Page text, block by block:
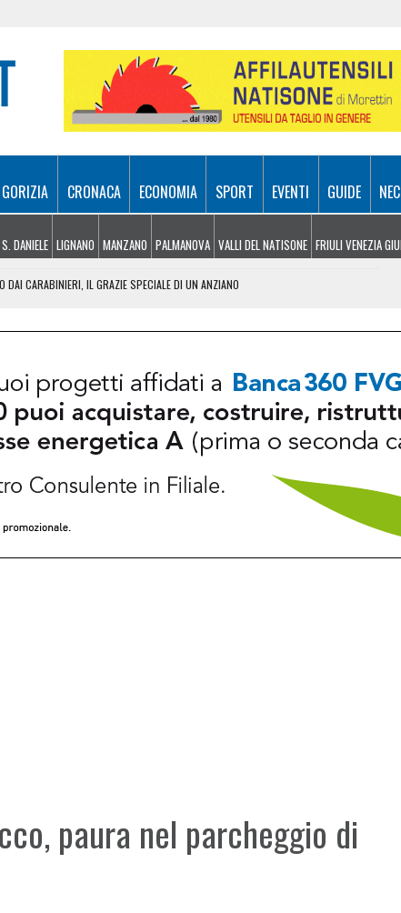
GORIZIA CRONACA ECONOMIA SPORT EVENTI GUIDE
S. DANIELE LIGNANO MANZANO PALMANOVA VALLI DEL NATISONE FRIULI VENEZIA
DAI CARABINIERI, IL GRAZIE SPECIALE DI UN ANZIANO
CUCINA: IPOTESI GUASTO ELETTRICO
LIBERTÀ E IL VOLO PER IL GRAN FINALE
paura nel parcheggio di